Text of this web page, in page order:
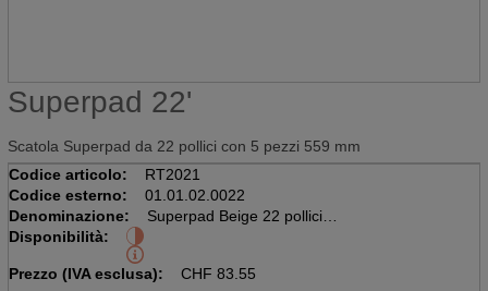
Superpad 22'
Scatola Superpad da 22 pollici con 5 pezzi 559 mm
Codice articolo:
RT2021
Codice esterno:
01.01.02.0022
Denominazione:
Superpad Beige 22 pollici
Disponibilità:
Prezzo (IVA esclusa): CHF 83.55